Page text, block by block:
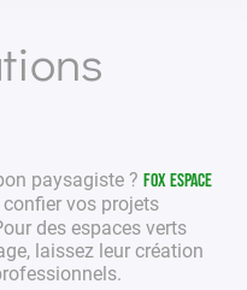
paysagiste ? Fox Espace
vos projets
des espaces verts
laissez leur création
.